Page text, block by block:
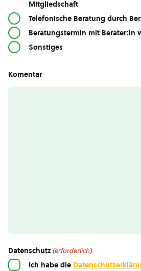
Mitgliedschaft
Telefonische Beratung durch
Beratungstermin mit Berater:in
Sonstiges
Komentar
Datenschutz(erforderlich)
Ich habe die